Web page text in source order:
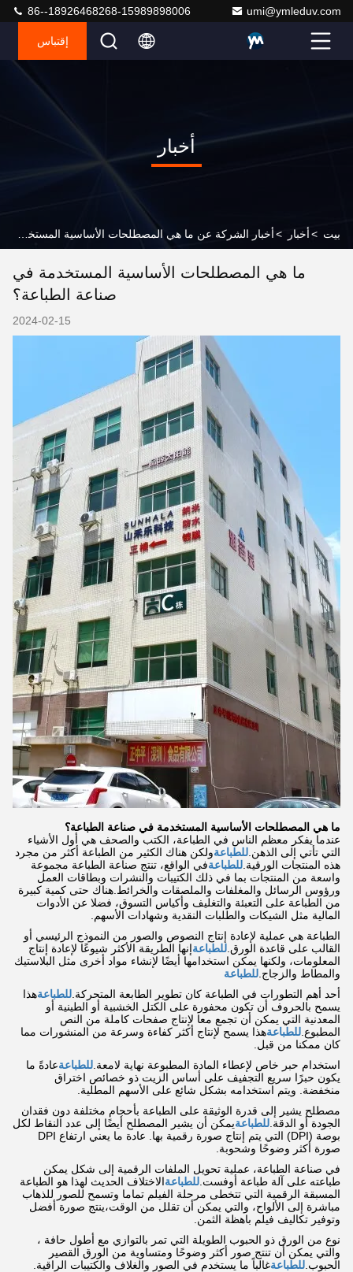
umi@ymleduv.com
86--18926468268-15989898006
إقتباس
أخبار
بيت >أخبار >
ما هي المصطلحات الأساسية المستخدمة في
صناعة الطباعة؟
2024-02-15
ما هي المصطلحات الأساسية المستخدمة في صناعة الطباعة؟
عندما يفكر معظم الناس في الطباعة، الكتب والصحف هي أول الأشياء
التي تأتي إلى الذهن. للطباعةولكن هناك الكثير من الطباعة أكثر من مجرد
هذه المنتجات الورقية. للطباعةفي الواقع، تنتج صناعة الطباعة مجموعة
واسعة من المنتجات بما في ذلك الكتيبات والنشرات وبطاقات العمل
ورؤوس الرسائل والمغلفات والملصقات والخرائط.هناك حتى كمية كبيرة
من الطباعة على التعبئة والتغليف وأكياس التسوق، فضلا عن الأدوات
المالية مثل الشيكات والطلبات النقدية وشهادات الأسهم.
الطباعة هي عملية لإعادة إنتاج النصوص والصور من النموذج الرئيسي أو
القالب على قاعدة الورق. للطباعةإنها الطريقة الأكثر شيوعًا لإعادة إنتاج
المعلومات، ولكنها يمكن استخدامها أيضًا لإنشاء مواد أخرى مثل البلاستيك
والمطاط والزجاج. للطباعة
أحد أهم التطورات في الطباعة كان تطوير الطابعة المتحركة. للطباعةهذا
يسمح بالحروف أن تكون محفورة على الكتل الخشبية أو الطينية أو
المعدنية التي يمكن أن تجمع معا لإنتاج صفحات كاملة من النص
المطبوع. للطباعةهذا يسمح لإنتاج أكثر كفاءة وسرعة من المنشورات مما
كان ممكنا من قبل.
استخدام حبر خاص لإعطاء المادة المطبوعة نهاية لامعة. للطباعةعادةً ما
يكون حبرًا سريع التجفيف على أساس الزيت ذو خصائص اختراق
منخفضة. ويتم استخدامه بشكل شائع على الأسهم المطلية.
مصطلح يشير إلى قدرة الوثيقة على الطباعة بأحجام مختلفة دون فقدان
الجودة أو الدقة. للطباعةيمكن أن يشير المصطلح أيضًا إلى عدد النقاط لكل
بوصة (DPI) التي يتم إنتاج صورة رقمية بها. عادة ما يعني ارتفاع DPI
صورة أكثر وضوحًا وشحوبة.
في صناعة الطباعة، عملية تحويل الملفات الرقمية إلى شكل يمكن
طباعته على آلة طباعة أوفست. للطباعةالاختلاف الحديث لهذا هو الطباعة
المسبقة الرقمية التي تتخطى مرحلة الفيلم تماما وتسمح للصور للذهاب
مباشرة إلى الألواح، والتي يمكن أن تقلل من الوقت،ينتج صورة أفضل
وتوفير تكاليف فيلم باهظة الثمن.
نوع من الورق ذو الحبوب الطويلة التي تمر بالتوازي مع أطول حافة ،
والتي يمكن أن تنتج صور أكثر وضوحًا ومتساوية من الورق القصير
الحبوب. للطباعةغالباً ما يستخدم في الصور والغلاف والكتيبات الراقية.